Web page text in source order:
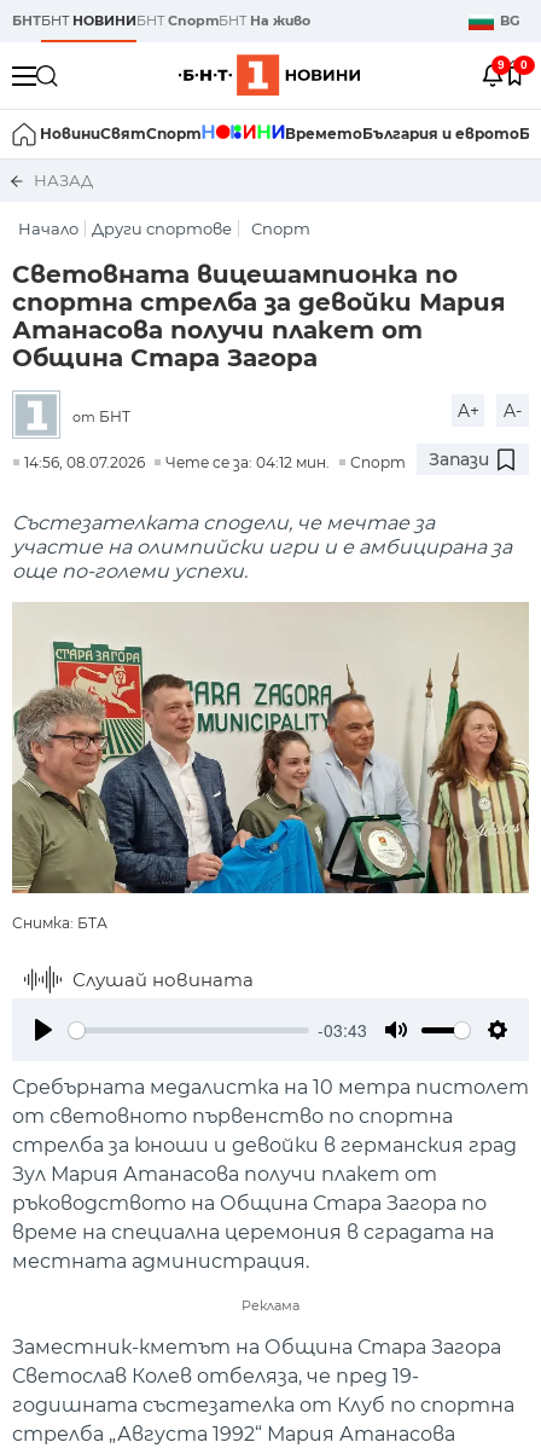
БНТБНТ НОВИНИБНТСпортБНТ На живо BG
9 0
НовиниСвятСпорт ВреметоБългария и еврото
НАЗАД
Начало Други спортове Спорт
Световната вицешампионка по
спортна стрелба за девойки Мария
Атанасова получи плакет от
Община Стара Загора
от БНТ A+ A-
14:56, 08.07.2026 Чете се за: 04:12 мин. Спорт Запази
Състезателката сподели, че мечтае за
участие на олимпийски игри и е амбицирана за
още по-големи успехи.
Снимка: БТА
Слушай новината
-03:43
Сребърната медалистка на 10 метра пистолет
от световното първенство по спортна
стрелба за юноши и девойки в германския град
Зул Мария Атанасова получи плакет от
ръководството на Община Стара Загора по
време на специална церемония в сградата на
местната администрация.
Реклама
Заместник-кметът на Община Стара Загора
Светослав Колев отбеляза, че пред 19-
годишната състезателка от Клуб по спортна
стрелба „Августа 1992“ Мария Атанасова